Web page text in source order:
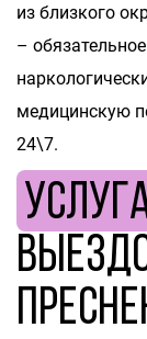
из близкого
–
медицинскую
24\7.